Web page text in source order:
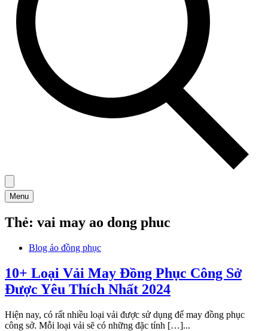
Menu
Thẻ: vai may ao dong phuc
Blog áo đồng phục
10+ Loại Vải May Đồng Phục Công Sở
Được Yêu Thích Nhất 2024
Hiện nay, có rất nhiều loại vải được sử dụng để may đồng phục
công sở. Mỗi loại vải sẽ có những đặc tính […]...